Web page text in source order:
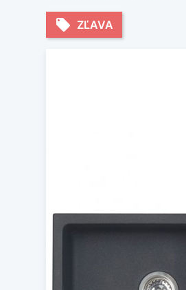
local_offer ZĽAVA